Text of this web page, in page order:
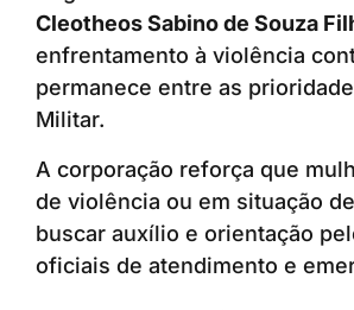
Cleotheos Sabino de Souza
enfrentamento à violência
permanece entre as
Militar.
A corporação reforça que
de violência ou em situação
buscar auxílio e orientação
oficiais de atendimento e